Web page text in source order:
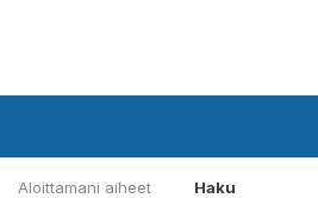
Aloittamani aiheet Haku